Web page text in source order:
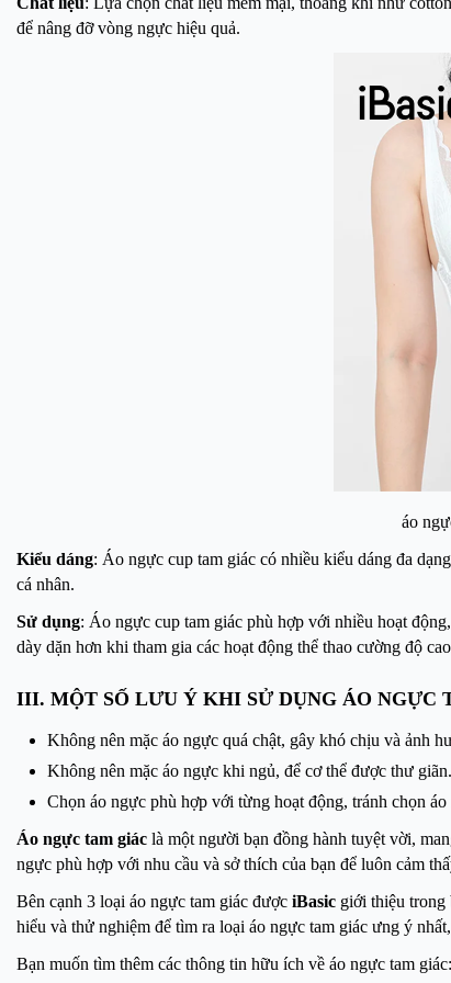
để nâng đỡ vòng ngực hiệu quả.
áo
Kiểu dáng: Áo ngực cup tam giác có nhiều kiểu dáng đa
cá nhân.
Sử dụng: Áo ngực cup tam giác phù hợp với nhiều hoạt
dày dặn hơn khi tham gia các hoạt động thể thao cường độ
III. MỘT SỐ LƯU Ý KHI SỬ DỤNG ÁO NGỰC
Không nên mặc áo ngực quá chật, gây khó chịu và ảnh
Không nên mặc áo ngực khi ngủ, để cơ thể được thư giãn.
Chọn áo ngực phù hợp với từng hoạt động, tránh chọn
Áo ngực tam giác là một người bạn đồng hành tuyệt vời,
ngực phù hợp với nhu cầu và sở thích của bạn để luôn cảm
Bên cạnh 3 loại áo ngực tam giác được iBasic giới thiệu trong
hiểu và thử nghiệm để tìm ra loại áo ngực tam giác ưng ý
Bạn muốn tìm thêm các thông tin hữu ích về áo ngực tam giác: